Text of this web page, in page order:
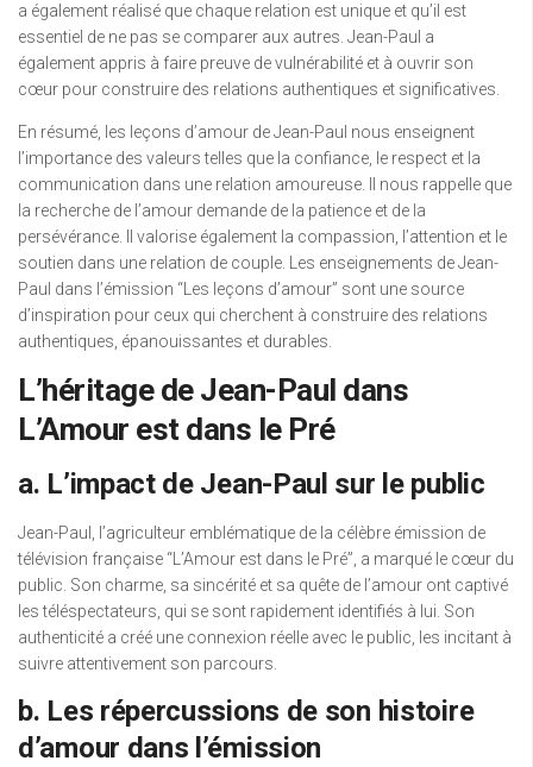
a également réalisé que chaque relation est unique et qu’il est
essentiel de ne pas se comparer aux autres. Jean-Paul a
également appris à faire preuve de vulnérabilité et à ouvrir son
cœur pour construire des relations authentiques et significatives.
En résumé, les leçons d’amour de Jean-Paul nous enseignent
l’importance des valeurs telles que la confiance, le respect et la
communication dans une relation amoureuse. Il nous rappelle que
la recherche de l’amour demande de la patience et de la
persévérance. Il valorise également la compassion, l’attention et le
soutien dans une relation de couple. Les enseignements de Jean-
Paul dans l’émission “Les leçons d’amour” sont une source
d’inspiration pour ceux qui cherchent à construire des relations
authentiques, épanouissantes et durables.
L’héritage de Jean-Paul dans
L’Amour est dans le Pré
a. L’impact de Jean-Paul sur le public
Jean-Paul, l’agriculteur emblématique de la célèbre émission de
télévision française “L’Amour est dans le Pré”, a marqué le cœur du
public. Son charme, sa sincérité et sa quête de l’amour ont captivé
les téléspectateurs, qui se sont rapidement identifiés à lui. Son
authenticité a créé une connexion réelle avec le public, les incitant à
suivre attentivement son parcours.
b. Les répercussions de son histoire
d’amour dans l’émission